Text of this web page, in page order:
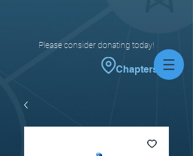
Please consider donating today!
Chapters